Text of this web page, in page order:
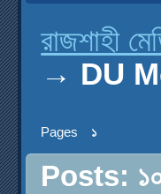
রাজশাহী
→ DU
Pages ১
Posts: